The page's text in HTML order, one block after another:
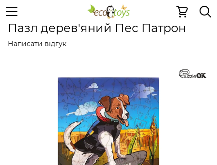
Дерев'яні 2D пазли Дерев'яні 2D
Пазл дерев'яний Пес Патрон
Написати відгук